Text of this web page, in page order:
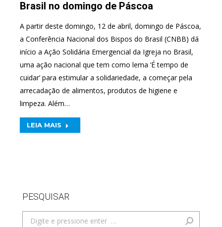
Brasil no domingo de Páscoa
A partir deste domingo, 12 de abril, domingo de Páscoa,
a Conferência Nacional dos Bispos do Brasil (CNBB) dá
início a Ação Solidária Emergencial da Igreja no Brasil,
uma ação nacional que tem como lema ‘É tempo de
cuidar’ para estimular a solidariedade, a começar pela
arrecadação de alimentos, produtos de higiene e
limpeza. Além…
LEIA MAIS
PESQUISAR
Search: